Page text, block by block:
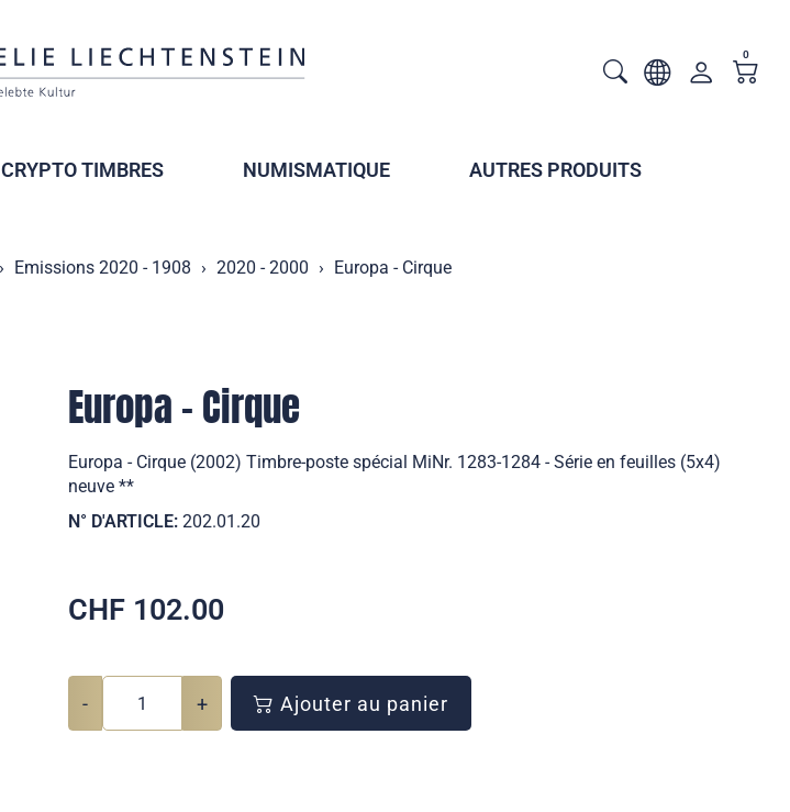
0
CRYPTO TIMBRES NUMISMATIQUE AUTRES PRODUITS
Emissions 2020 - 1908 2020 - 2000 Europa - Cirque
Europa - Cirque
Europa - Cirque (2002) Timbre-poste spécial MiNr. 1283-1284 - Série en feuilles (5x4)
neuve **
N° D'ARTICLE: 202.01.20
CHF 102.00
- + Ajouter au panier